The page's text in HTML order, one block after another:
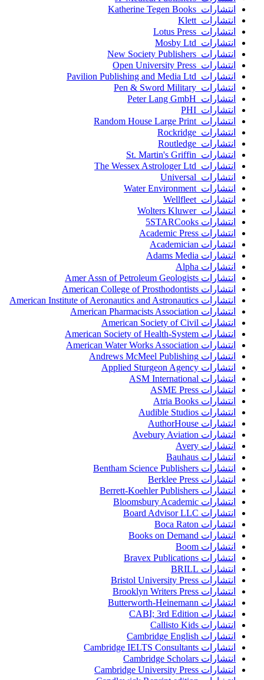
انتشارات Katherine Tegen Books
انتشارات Klett
انتشارات Lotus Press
انتشارات Mosby Ltd
انتشارات New Society Publishers
انتشارات Open University Press
انتشارات Pavilion Publishing and Media Ltd
انتشارات Pen & Sword Military
انتشارات Peter Lang GmbH
انتشارات PHI
انتشارات Random House Large Print
انتشارات Rockridge
انتشارات Routledge
انتشارات St. Martin's Griffin
انتشارات The Wessex Astrologer Ltd
انتشارات Universal
انتشارات Water Environment
انتشارات Wellfleet
انتشارات Wolters Kluwer
انتشارات 5STARCooks
انتشارات Academic Press
انتشارات Academician
انتشارات Adams Media
انتشارات Alpha
انتشارات Amer Assn of Petroleum Geologists
انتشارات American College of Prosthodontists
انتشارات American Institute of Aeronautics and Astronautics
انتشارات American Pharmacists Association
انتشارات American Society of Civil
انتشارات American Society of Health-System
انتشارات American Water Works Association
انتشارات Andrews McMeel Publishing
انتشارات Applied Sturgeon Agency
انتشارات ASM International
انتشارات ASME Press
انتشارات Atria Books
انتشارات Audible Studios
انتشارات AuthorHouse
انتشارات Avebury Aviation
انتشارات Avery
انتشارات Bauhaus
انتشارات Bentham Science Publishers
انتشارات Berklee Press
انتشارات Berrett-Koehler Publishers
انتشارات Bloomsbury Academic
انتشارات Board Advisor LLC
انتشارات Boca Raton
انتشارات Books on Demand
انتشارات Boom
انتشارات Bravex Publications
انتشارات BRILL
انتشارات Bristol University Press
انتشارات Brooklyn Writers Press
انتشارات Butterworth-Heinemann
انتشارات CABI; 3rd Edition
انتشارات Callisto Kids
انتشارات Cambridge English
انتشارات Cambridge IELTS Consultants
انتشارات Cambridge Scholars
انتشارات Cambridge University Press